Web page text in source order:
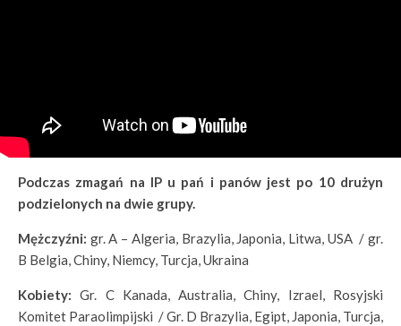
Podczas zmagań na IP u pań i panów jest po 10 drużyn
podzielonych na dwie grupy.
Mężczyźni: gr. A – Algeria, Brazylia, Japonia, Litwa, USA / gr.
B Belgia, Chiny, Niemcy, Turcja, Ukraina
Kobiety: Gr. C Kanada, Australia, Chiny, Izrael, Rosyjski
Komitet Paraolimpijski / Gr. D Brazylia, Egipt, Japonia, Turcja,